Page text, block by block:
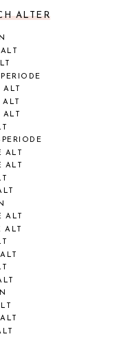
ALTER
ALT
ALT
ALT
ALT
ALT
ALT
ALT